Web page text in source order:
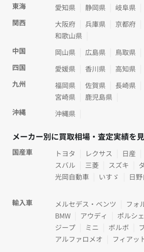
東海
愛知県 静岡県 岐阜県
関西
大阪府 兵庫県 京都府
和歌山県
中国
岡山県 広島県 鳥取県
四国
愛媛県 香川県 高知県
九州
福岡県 佐賀県 長崎県
宮崎県
鹿児島県
沖縄
沖縄県
メーカー別に買取相場・査定実績を
国産車 トヨタ レクサス 日産
スバル
三菱 スズキ
光岡自動車
いすゞ 日
輸入車 メルセデス・ベンツ
フォ
BMW
アウディ ポルシェ
ジープ
ミニ ボルボ
アルファロメオ
フィアッ